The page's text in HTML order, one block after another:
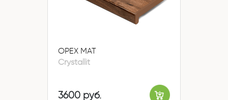
ОРЕХ МАТ
Crystallit
3600 руб.